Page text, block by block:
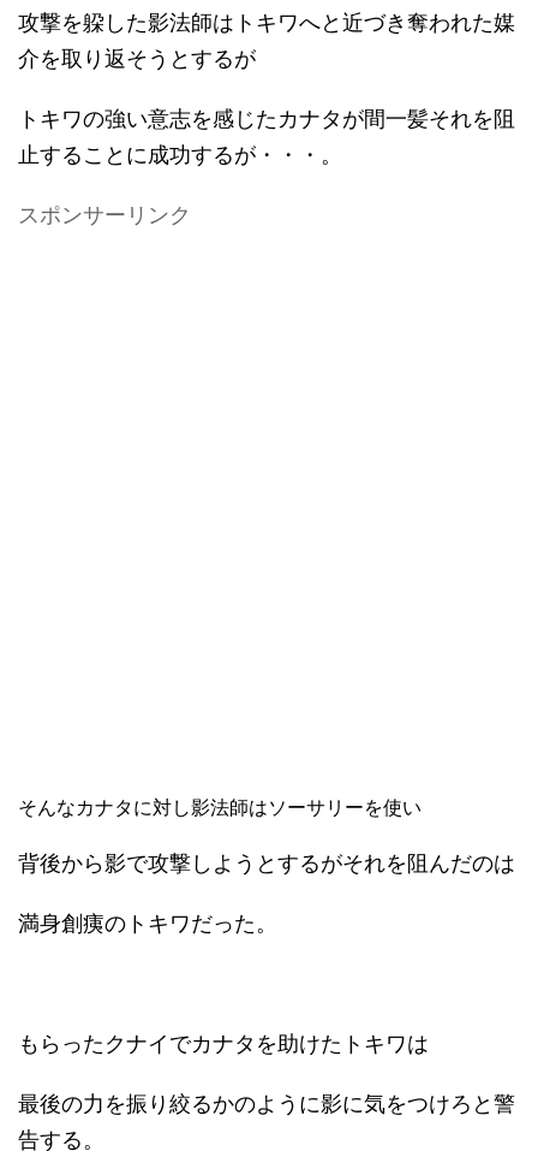
攻撃を躱した影法師はトキワへと近づき奪われた媒
介を取り返そうとするが
トキワの強い意志を感じたカナタが間一髪それを阻
止することに成功するが・・・。
スポンサーリンク
そんなカナタに対し影法師はソーサリーを使い
背後から影で攻撃しようとするがそれを阻んだのは
満身創痍のトキワだった。
もらったクナイでカナタを助けたトキワは
最後の力を振り絞るかのように影に気をつけろと警
告する。